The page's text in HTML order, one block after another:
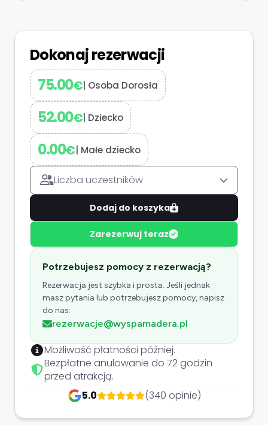
Dokonaj rezerwacji
75.00€| Osoba Dorosła
52.00€| Dziecko
0.00€| Małe dziecko
Liczba uczestników
Dodaj do koszyka
Zarezerwuj teraz
Potrzebujesz pomocy z rezerwacją?
Rezerwacja jest szybka i prosta. Jeśli jednak
masz pytania lub potrzebujesz pomocy, napisz
do nas:
rezerwacje@wyspamadera.pl
Możliwość płatności później.
Bezpłatne anulowanie do 72 godzin
przed atrakcją.
5.0
(340 opinie)